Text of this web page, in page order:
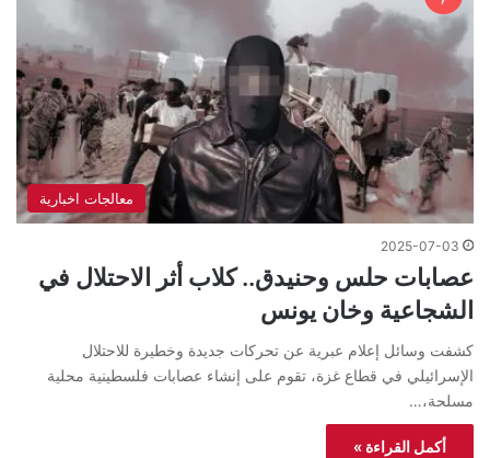
معالجات اخبارية
2025-07-03
عصابات حلس وحنيدق.. كلاب أثر الاحتلال في
الشجاعية وخان يونس
كشفت وسائل إعلام عبرية عن تحركات جديدة وخطيرة للاحتلال
الإسرائيلي في قطاع غزة، تقوم على إنشاء عصابات فلسطينية محلية
مسلحة،…
أكمل القراءة »